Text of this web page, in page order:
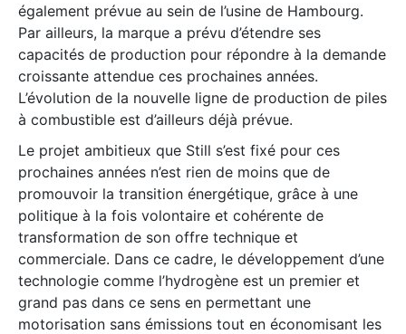
également prévue au sein de l’usine de Hambourg.
Par ailleurs, la marque a prévu d’étendre ses
capacités de production pour répondre à la demande
croissante attendue ces prochaines années.
L’évolution de la nouvelle ligne de production de piles
à combustible est d’ailleurs déjà prévue.
Le projet ambitieux que Still s’est fixé pour ces
prochaines années n’est rien de moins que de
promouvoir la transition énergétique, grâce à une
politique à la fois volontaire et cohérente de
transformation de son offre technique et
commerciale. Dans ce cadre, le développement d’une
technologie comme l’hydrogène est un premier et
grand pas dans ce sens en permettant une
motorisation sans émissions tout en économisant les